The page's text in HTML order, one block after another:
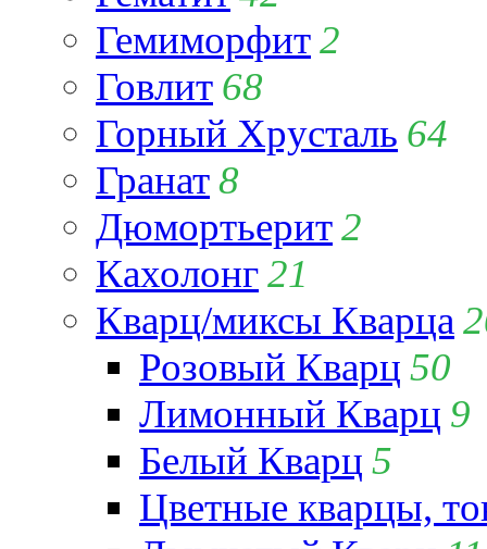
Гемиморфит2
Говлит 68
Горный Хрусталь 64
Гранат8
Дюмортьерит2
Кахолонг21
Кварц/миксы Кварца
Розовый Кварц 50
Лимонный Кварц 9
Белый Кварц 5
Цветные кварцы,